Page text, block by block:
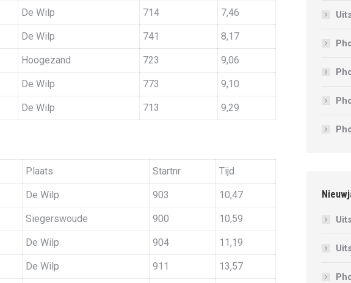
De Wilp 714 7,46
De Wilp 741 8,17
Hoogezand 723 9,06
De Wilp 773 9,10
De Wilp 713 9,29
Plaats Startnr Tijd
De Wilp 903 10,47
Siegerswoude 900 10,59
De Wilp 904 11,19
De Wilp 911 13,57